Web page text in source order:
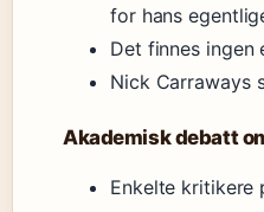
for hans
Det finnes ingen
Nick Carraways
Akademisk debatt
Enkelte kritikere